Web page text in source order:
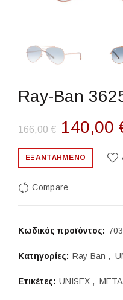
Ray-Ban
166,00€ Original
price
140,00
ΕΞΑΝΤΛΗΜΈΝΟ
Compare
Κωδικός προϊόντος:
Κατηγορίες: Ray-Ban ,
Ετικέτες: UNISEX ,